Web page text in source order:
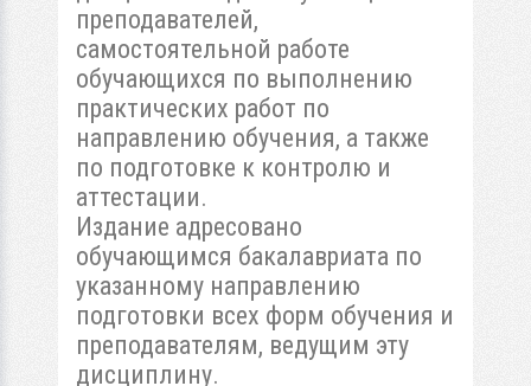
преподавателей,
самостоятельной работе
обучающихся по выполнению
практических работ по
направлению обучения, а также
по подготовке к контролю и
аттестации.
Издание адресовано
обучающимся бакалавриата по
указанному направлению
подготовки всех форм обучения и
преподавателям, ведущим эту
дисциплину.